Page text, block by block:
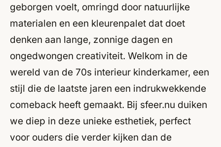
geborgen voelt, omringd door natuurlijke
materialen en een kleurenpalet dat doet
denken aan lange, zonnige dagen en
ongedwongen creativiteit. Welkom in de
wereld van de 70s interieur kinderkamer, een
stijl die de laatste jaren een indrukwekkende
comeback heeft gemaakt. Bij sfeer.nu duiken
we diep in deze unieke esthetiek, perfect
voor ouders die verder kijken dan de